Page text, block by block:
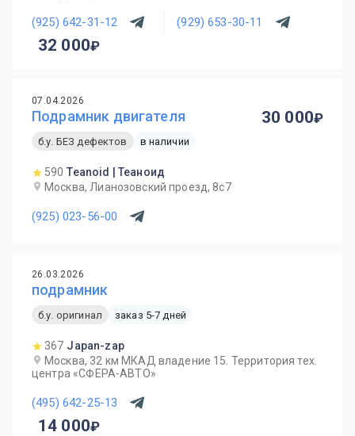
(925) 642-31-12 (929) 653-30-11
32 000
07.04.2026
Подрамник двигателя
б.у. БЕЗ дефектов в наличии
590 Teanoid | Теаноид
Москва, Лианозовский проезд, 8с7
(925) 023-56-00
30 000
26.03.2026
подрамник
б.у. оригинал заказ 5-7 дней
367 Japan-zap
Москва, 32 км МКАД владение 15. Территория тех.
центра «СФЕРА-АВТО»
(495) 642-25-13
14 000